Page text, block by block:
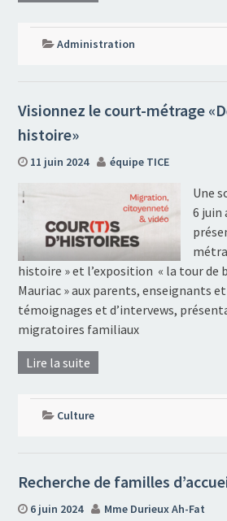
Administration
Visionnez le court-métrage
histoire»
11 juin 2024 équipe TICE
Une
6 juin
histoire » et l’exposition « la tour de
Mauriac » aux parents, enseignants
témoignages et d’intervews,
migratoires familiaux
Lire la suite
Culture
Recherche de familles
6 juin 2024 Mme Durieux Ah-Fat